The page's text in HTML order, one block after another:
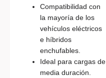
Compatibilidad con
la mayoría de los
vehículos eléctricos
e híbridos
enchufables.
Ideal para cargas de
media duración.